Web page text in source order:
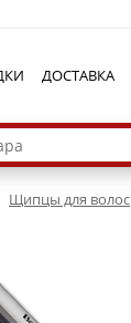
ДОСТАВКА
Щипцы для волос